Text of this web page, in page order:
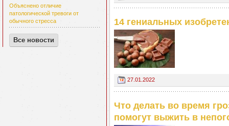
Объяснено отличие
патологической тревоги от
обычного стресса
Все новости
14 гениальных
27.01.2022
Что делать во время
помогут выжить в